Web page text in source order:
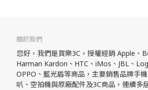
關於我們
您好，我們是買樂3C，授權經銷 Apple、
Harman Kardon、HTC、iMos、JBL、
OPPO、藍光盾等商品，主要銷售品牌手
叭、空拍機與原廠配件及3C商品，連續多